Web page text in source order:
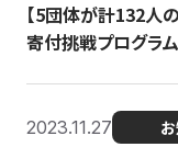
【5団体が計132人
寄付挑戦プログラ
2023.11.27